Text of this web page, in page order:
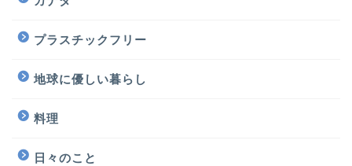
プラスチックフリー
地球に優しい暮らし
料理
日々のこと